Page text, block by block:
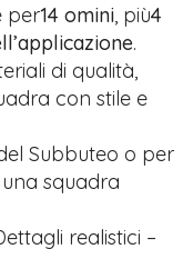
per14 omini, più4
.
di qualità,
con stile e
Subbuteo o per
squadra
realistici –